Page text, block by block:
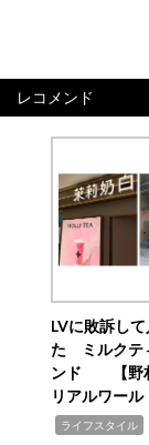
レコメンド
LVに敗訴し
た ミルクテ
ンド 【野
リアルワール
ライフスタイル